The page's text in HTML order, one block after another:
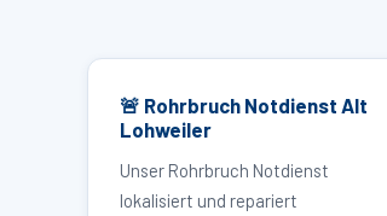
🚨 Rohrbruch Notdienst Alt
Lohweiler
Unser Rohrbruch Notdienst
lokalisiert und repariert